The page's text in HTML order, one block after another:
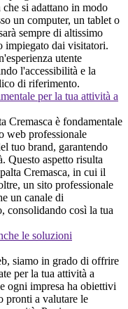
si adattano in modo
un computer, un tablet o
sempre di altissimo
impiegato dai visitatori.
utente
l'accessibilità e la
di riferimento.
per la tua attività a
Cremasca è fondamentale
web professionale
tuo brand, garantendo
Questo aspetto risulta
Cremasca, in cui il
un sito professionale
un canale di
consolidando così la tua
le soluzioni
siamo in grado di offrire
per la tua attività a
ogni impresa ha obiettivi
pronti a valutare le